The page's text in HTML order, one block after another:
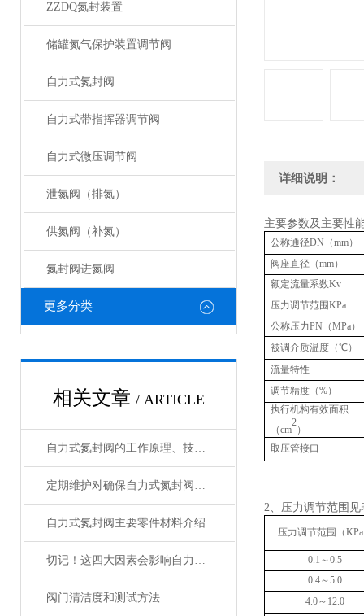
ZZDQ氮封装置
储罐氮气保护装置调节阀
自力式氮封阀
自力式带指挥器调节阀
自力式微压调节阀
泄氮阀（排氮）
供氮阀（补氮）
氮封阀进氮阀
更多分类
相关文章 / ARTICLE
自力式氮封阀的工作原理、技术特性及工业应用
定期维护对确保自力式氮封阀的安全性和稳定性至关重要
自力式氮封阀主要零件材料介绍
切记！这四大因素会影响自力式氮封阀的密封性
阀门清洁度和测试方法
详细说明：
主要参数及主要性
公称通径DN （mm）
阀座直径（mm）
额定流量系数Kv
压力调节范围KPa
公称压力PN （MPa）
被调介质温度（℃）
流量特性
调节精度（%）
执行机构有效面积
（cm
2
）
取压管接口
2、压力调节范
压力调节范围（KPa
0.1 ～0.5
0.4～5.0
4.0～ 12.0